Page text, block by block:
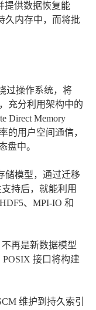
提供数据恢复能
久内存中，而将批
过操作系统，将
充分利用架构中的
Direct Memory
的用户空间通信，
盘中。
储模型，通过迁移
持后，就能利用
、MPI-IO 和
再是新数据模型
接口将构建
维护到持久索引